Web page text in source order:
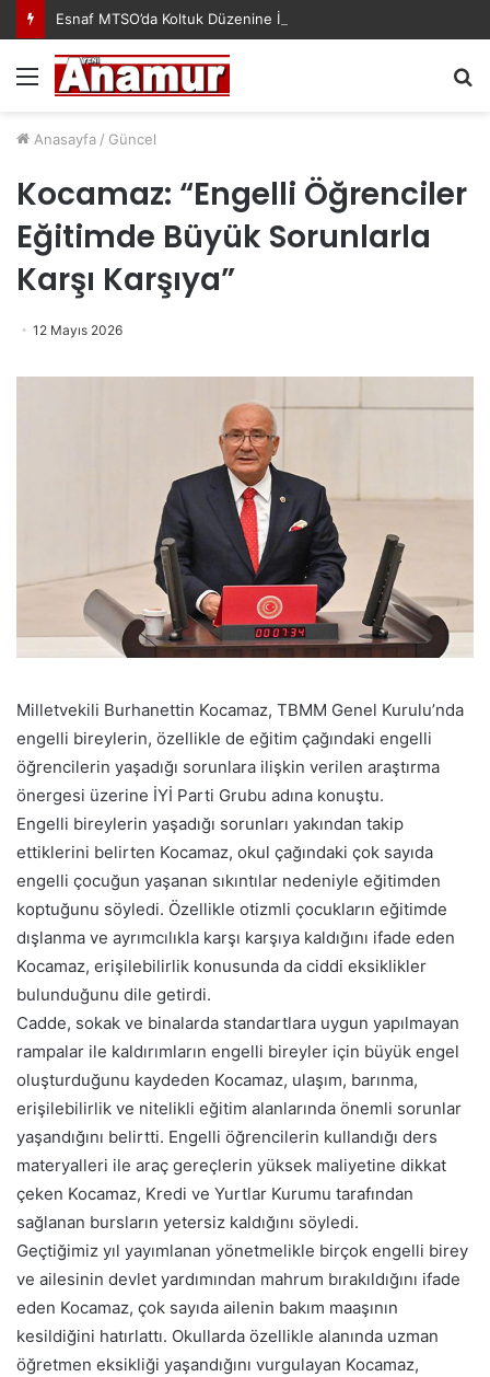
Esnaf MTSO’da Koltuk Düzenine İsyan Etti!
Menü
Anasayfa / Güncel
Kocamaz: “Engelli Öğrenciler
Eğitimde Büyük Sorunlarla
Karşı Karşıya”
12 Mayıs 2026
Milletvekili Burhanettin Kocamaz, TBMM Genel Kurulu’nda
engelli bireylerin, özellikle de eğitim çağındaki engelli
öğrencilerin yaşadığı sorunlara ilişkin verilen araştırma
önergesi üzerine İYİ Parti Grubu adına konuştu.
Engelli bireylerin yaşadığı sorunları yakından takip
ettiklerini belirten Kocamaz, okul çağındaki çok sayıda
engelli çocuğun yaşanan sıkıntılar nedeniyle eğitimden
koptuğunu söyledi. Özellikle otizmli çocukların eğitimde
dışlanma ve ayrımcılıkla karşı karşıya kaldığını ifade eden
Kocamaz, erişilebilirlik konusunda da ciddi eksiklikler
bulunduğunu dile getirdi.
Cadde, sokak ve binalarda standartlara uygun yapılmayan
rampalar ile kaldırımların engelli bireyler için büyük engel
oluşturduğunu kaydeden Kocamaz, ulaşım, barınma,
erişilebilirlik ve nitelikli eğitim alanlarında önemli sorunlar
yaşandığını belirtti. Engelli öğrencilerin kullandığı ders
materyalleri ile araç gereçlerin yüksek maliyetine dikkat
çeken Kocamaz, Kredi ve Yurtlar Kurumu tarafından
sağlanan bursların yetersiz kaldığını söyledi.
Geçtiğimiz yıl yayımlanan yönetmelikle birçok engelli birey
ve ailesinin devlet yardımından mahrum bırakıldığını ifade
eden Kocamaz, çok sayıda ailenin bakım maaşının
kesildiğini hatırlattı. Okullarda özellikle alanında uzman
öğretmen eksikliği yaşandığını vurgulayan Kocamaz,